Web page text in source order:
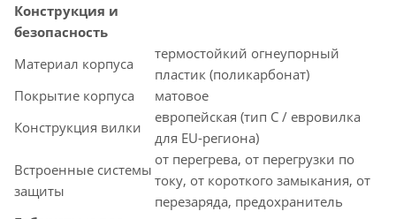
Конструкция и
безопасность
Материал корпуса
термостойкий огнеупорный
пластик (поликарбонат)
Покрытие корпуса
матовое
Конструкция вилки
европейская (тип C / евровилка
для EU-региона)
Встроенные системы
защиты
от перегрева, от перегрузки по
току, от короткого замыкания, от
перезаряда, предохранитель